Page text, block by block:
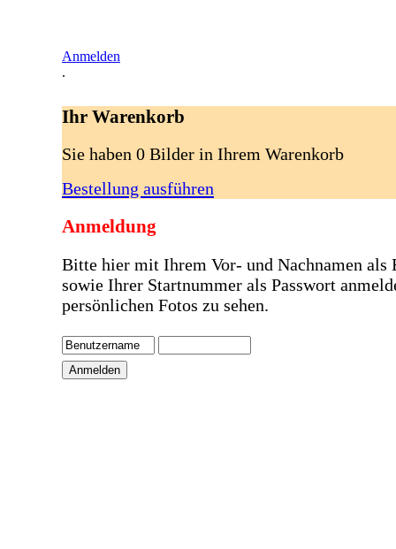
Anmelden
.
Ihr Warenkorb
Sie haben 0 Bilder in Ihrem Warenkorb
Bestellung ausführen
Anmeldung
Bitte hier mit Ihrem Vor- und Nachnamen als
sowie Ihrer Startnummer als Passwort
persönlichen Fotos zu sehen.